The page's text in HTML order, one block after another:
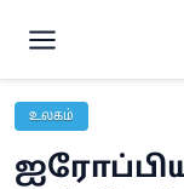
உலகம்